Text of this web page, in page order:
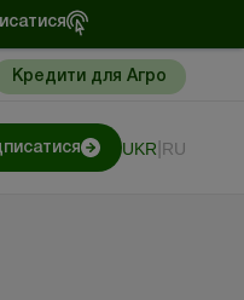
Кредити для Агро
UKR RU